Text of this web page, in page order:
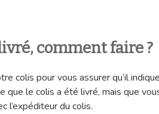
comment faire ?
colis pour vous assurer qu’il indique
que le colis a été livré, mais que
l’expéditeur du colis.